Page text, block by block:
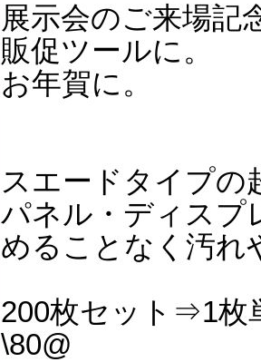
展示会のご来場記
販促ツールに。
お年賀に。
スエードタイプの
パネル・ディスプ
めることなく汚れ
200枚セット⇒1枚
\80@